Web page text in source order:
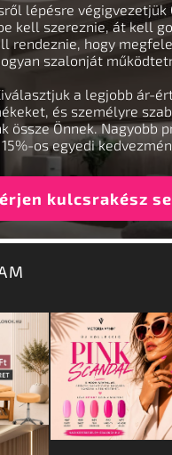
lépésre végigvezetjük
kell szereznie, át kell
rendeznie, hogy
szalonját
a legjobb ár-
és személyre
össze Önnek. Nagyobb
os egyedi
kulcsrakész